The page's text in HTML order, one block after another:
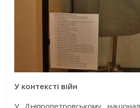
У контексті війн